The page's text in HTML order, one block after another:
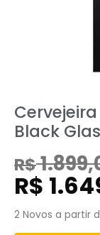
Cervejeira
Black
R$
R$
2 Novos a partir